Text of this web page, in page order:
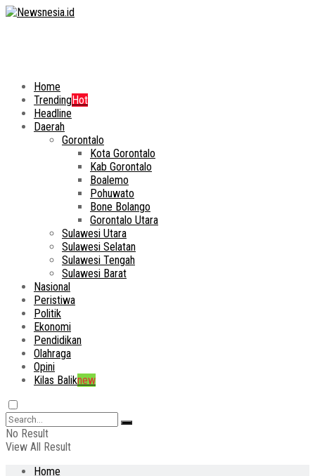
Home
TrendingHot
Headline
Daerah
Gorontalo
Kota Gorontalo
Kab Gorontalo
Boalemo
Pohuwato
Bone Bolango
Gorontalo Utara
Sulawesi Utara
Sulawesi Selatan
Sulawesi Tengah
Sulawesi Barat
Nasional
Peristiwa
Politik
Ekonomi
Pendidikan
Olahraga
Opini
Kilas Baliknew
No Result
View All Result
Home